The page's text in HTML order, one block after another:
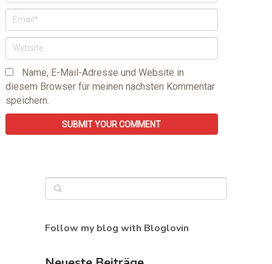
Name, E-Mail-Adresse und Website in
diesem Browser für meinen nächsten Kommentar
speichern.
Follow my blog with Bloglovin